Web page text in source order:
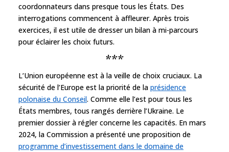
coordonnateurs dans presque tous les États. Des
interrogations commencent à affleurer. Après trois
exercices, il est utile de dresser un bilan à mi-parcours
pour éclairer les choix futurs.
***
L’Union européenne est à la veille de choix cruciaux. La
sécurité de l’Europe est la priorité de la présidence
polonaise du Conseil. Comme elle l’est pour tous les
États membres, tous rangés derrière l’Ukraine. Le
premier dossier à régler concerne les capacités. En mars
2024, la Commission a présenté une proposition de
programme d’investissement dans le domaine de